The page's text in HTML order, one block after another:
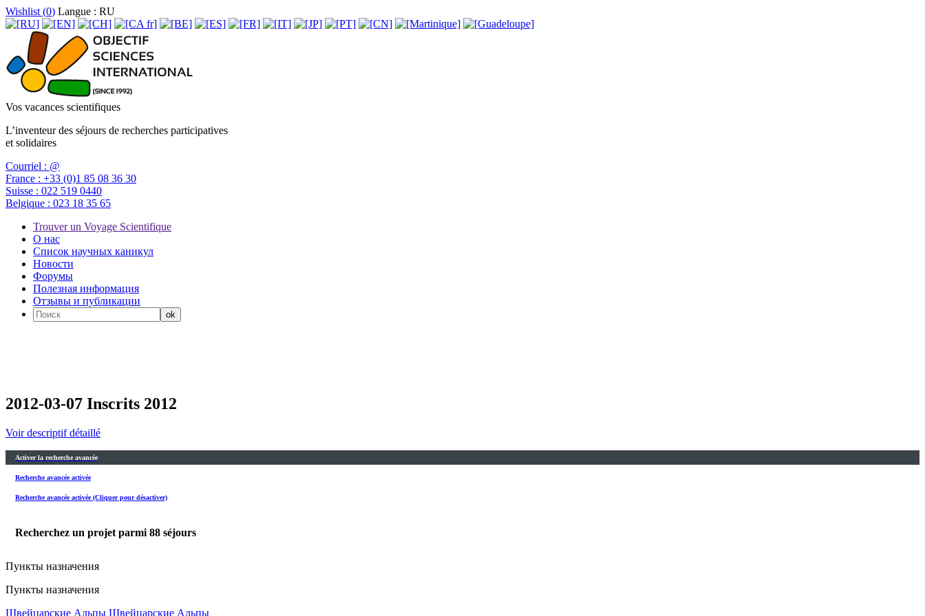
Wishlist (0) Langue : RU
Vos vacances scientifiques
L’inventeur des séjours de recherches participatives
et solidaires
Courriel : @
France : +33 (0)1 85 08 36 30
Suisse : 022 519 0440
Belgique : 023 18 35 65
Trouver un Voyage Scientifique
О нас
Список научных каникул
Новости
Форумы
Полезная информация
Отзывы и публикации
2012-03-07 Inscrits 2012
Voir descriptif détaillé
Activer la recherche avancée
Recherche avancée activée
Recherche avancée activée (Cliquer pour désactiver)
Recherchez un projet parmi 88 séjours
Пункты назначения
Пункты назначения
Швейцарские Альпы Швейцарские Альпы